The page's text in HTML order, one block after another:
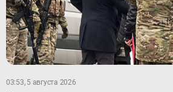
03:53, 5 августа 2026